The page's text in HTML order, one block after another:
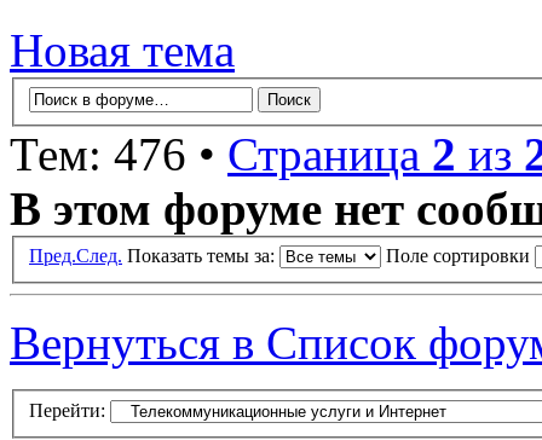
Новая тема
Тем: 476 • Страница 2 из
В этом форуме нет
Пред.След. Показать темы за: Поле сортировки
Вернуться в Список
Перейти: